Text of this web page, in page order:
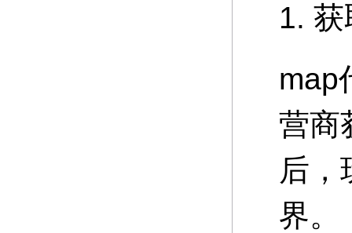
1.
map
营商
后，
界。